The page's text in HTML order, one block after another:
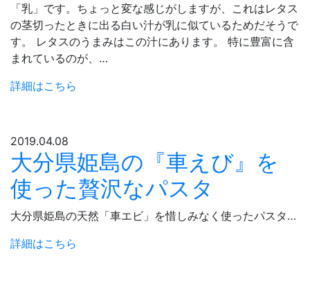
「乳」です。ちょっと変な感じがしますが、これはレタス
の茎切ったときに出る白い汁が乳に似ているためだそうで
す。 レタスのうまみはこの汁にあります。 特に豊富に含
まれているのが、…
詳細はこちら
2019.04.08
大分県姫島の『車えび』を
使った贅沢なパスタ
大分県姫島の天然「車エビ」を惜しみなく使ったパスタ…
詳細はこちら